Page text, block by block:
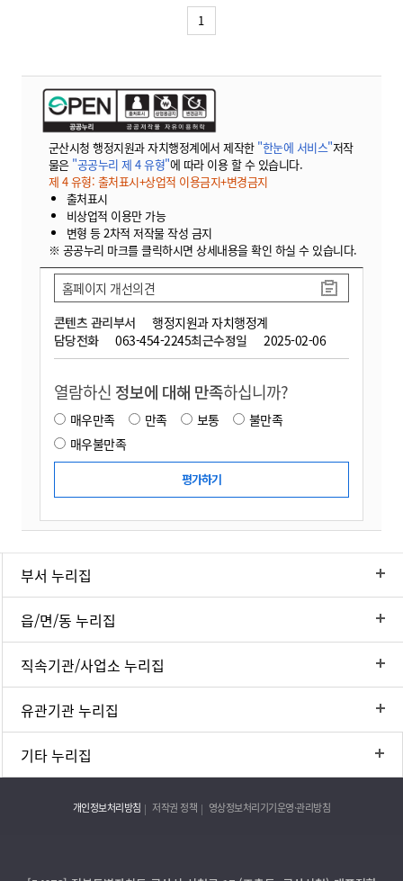
1
군산시청 행정지원과 자치행정계에서 제작한 "한눈에 서비스"저작
물은 "공공누리 제 4 유형"에 따라 이용 할 수 있습니다.
제 4 유형: 출처표시+상업적 이용금지+변경금지
출처표시
비상업적 이용만 가능
변형 등 2차적 저작물 작성 금지
※ 공공누리 마크를 클릭하시면 상세내용을 확인 하실 수 있습니다.
콘텐츠 관리부서
행정지원과 자치행정계
담당전화
063-454-2245최근수정일 2025-02-06
홈페이지 개선의견
열람하신 정보에 대해 만족하십니까?
매우만족 만족 보통
불만족
매우불만족
부서 누리집
읍/면/동 누리집
직속기관/사업소 누리집
유관기관 누리집
기타 누리집
개인정보처리방침 저작권 정책 영상정보처리기기운영·관리방침